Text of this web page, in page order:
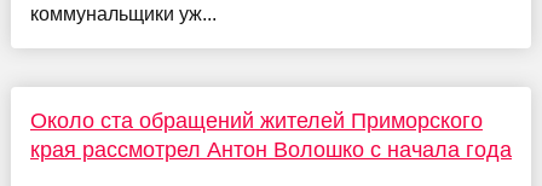
коммунальщики уж...
Около ста обращений жителей Приморского
края рассмотрел Антон Волошко с начала года